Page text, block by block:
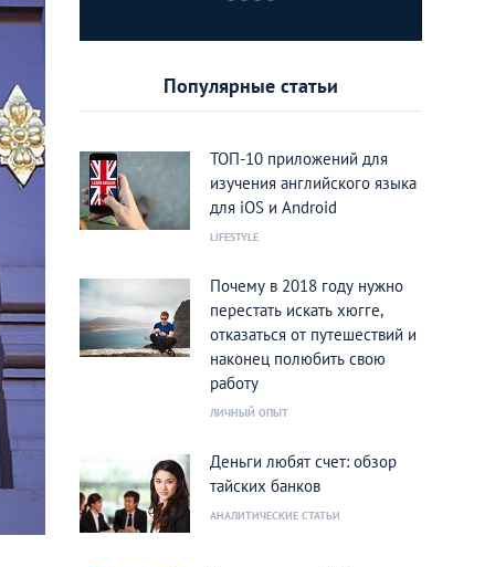
Популярные статьи
ТОП-10 приложений для
изучения английского языка
для iOS и Android
LIFESTYLE
Почему в 2018 году нужно
перестать искать хюгге,
отказаться от путешествий и
наконец полюбить свою
работу
ЛИЧНЫЙ ОПЫТ
Деньги любят счет: обзор
тайских банков
АНАЛИТИЧЕСКИЕ СТАТЬИ